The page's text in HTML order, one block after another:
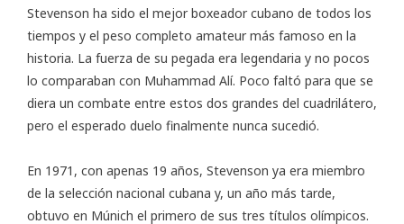
Stevenson ha sido el mejor boxeador cubano de todos los
tiempos y el peso completo amateur más famoso en la
historia. La fuerza de su pegada era legendaria y no pocos
lo comparaban con Muhammad Alí. Poco faltó para que se
diera un combate entre estos dos grandes del cuadrilátero,
pero el esperado duelo finalmente nunca sucedió.
En 1971, con apenas 19 años, Stevenson ya era miembro
de la selección nacional cubana y, un año más tarde,
obtuvo en Múnich el primero de sus tres títulos olímpicos.